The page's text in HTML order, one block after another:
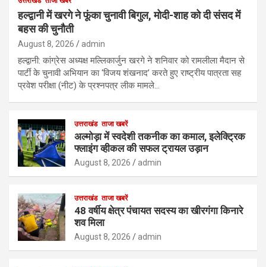
हल्द्वानी में खरगे ने फूंका चुनावी बिगुल, मोदी-शाह को दी संसद में
बहस की चुनौती
August 8, 2026 admin
हल्द्वानी: कांग्रेस अध्यक्ष मल्लिकार्जुन खरगे ने शनिवार को रामलीला मैदान से
पार्टी के चुनावी अभियान का ‘विजय शंखनाद’ करते हुए राष्ट्रीय पात्रता सह
प्रवेश परीक्षा (नीट) के प्रश्नपत्र लीक मामले…
उत्तराखंड ताजा खबरें
अल्मोड़ा में स्वदेशी तकनीक का कमाल, इलेक्ट्रिक
फ्लाइंग व्हीकल की सफल ट्रायल उड़ान
August 8, 2026 admin
उत्तराखंड ताजा खबरें
48 वर्षीय क्षेत्र पंचायत सदस्य का खीरगंगा किनारे
शव मिला
August 8, 2026 admin